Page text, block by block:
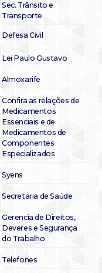
Sec. Trânsito e
Transporte
Defesa Civil
Lei Paulo Gustavo
Almoxarife
Confira as relações de
Medicamentos
Essenciais e de
Medicamentos de
Componentes
Especializados
Syens
Secretaria de Saúde
Gerencia de Direitos,
Deveres e Segurança
do Trabalho
Telefones